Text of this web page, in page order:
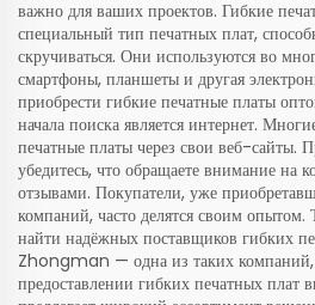
важно для ваших проектов. Гибкие
специальный тип печатных плат,
скручиваться. Они используются во
смартфоны, планшеты и другая
приобрести гибкие печатные платы
начала поиска является интернет.
печатные платы через свои веб-сайты.
убедитесь, что обращаете внимание на
отзывами. Покупатели, уже
компаний, часто делятся своим
найти надёжных поставщиков гибких
Zhongman — одна из таких
предоставлении гибких печатных плат